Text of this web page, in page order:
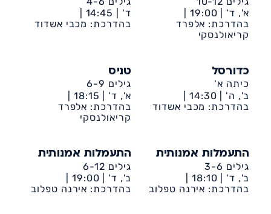
א', ד' | 19:00 |
דיונה-ביה״ס שקד
בהדרכת: אלפרד
קריאולנסקי
ד' |
14:45 |
דיונה-ביה״ס אמירים
בהדרכת: מכבי אשדוד
כדורסל
כיתה א'
ב', ה' | 14:30 |
דיונה-ביה״ס אמירים
בהדרכת: מכבי אשדוד
טניס
גילים 6-9
א', ד' | 18:15 |
דיונה-ביה״ס שקד
בהדרכת: אלפרד
קריאולנסקי
התעמלות אמנותית
גילים 3-6
ב', ד' | 18:10 |
דיונה-ביה״ס אמירים
בהדרכת: אירנה טפלוב
התעמלות אמנותית
גילים 6-12
ב', ד' | 19:00 |
דיונה-ביה״ס אמירים
בהדרכת: אירנה טפלוב